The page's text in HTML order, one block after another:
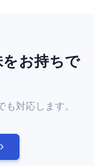
お持ちで
対応します。